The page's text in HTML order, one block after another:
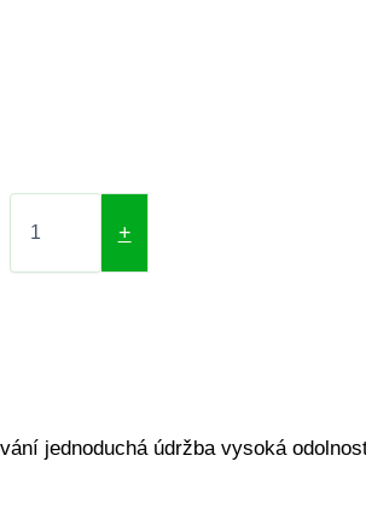
+
jednoduchá údržba vysoká